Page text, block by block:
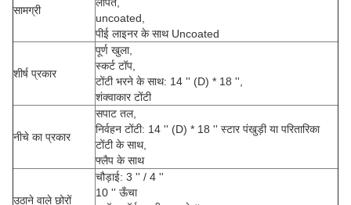
सामग्री
uncoated,
पीई लाइनर के साथ Uncoated
शीर्ष प्रकार
पूर्ण खुला,
स्कर्ट टॉप,
टोंटी भरने के साथ: 14 '' (D) * 18 '',
शंक्वाकार टोंटी
नीचे का प्रकार
सपाट तल,
निर्वहन टोंटी: 14 '' (D) * 18 '' स्टार पंखुड़ी या परितारिका
टोंटी के साथ,
फ्लैप के साथ
उठाने वाले छोरों
चौड़ाई: 3 '' / 4 ''
10 '' ऊँचा